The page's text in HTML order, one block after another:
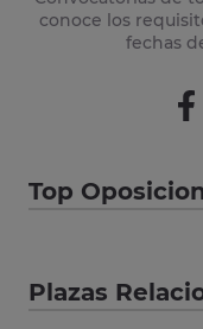
conoce los
fechas
Top
Plazas